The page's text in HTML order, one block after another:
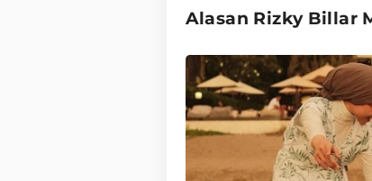
Alasan Rizky Billar